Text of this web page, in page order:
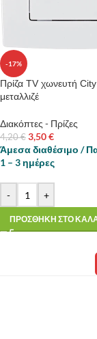
-17%
Πρίζα TV χωνευτή
μεταλλιζέ
Διακόπτες - Πρίζες
4,20€ 3,50€
Άμεσα διαθέσιμο /
1 – 3 ημέρες
- +
ΠΡΟΣΘΗΚΗ ΣΤΟ